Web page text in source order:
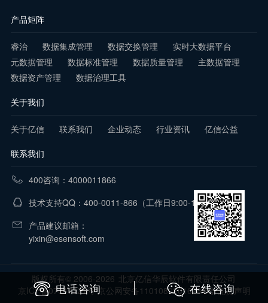
产品矩阵
睿治 数据集成管理 数据交换管理
实时大数据平台
元数据管理
数据标准管理 数据质量管理
主数据管理
数据资产管理
数据治理工具
关于我们
关于亿信 联系我们 企业动态 行业资讯 亿信公益
联系我们
400咨询：4000011866
技术支持QQ：400-0011-866 （工作日9:00-18:00）
产品建议邮箱：
yixin@esensoft.com
版权所有© 2006-2026 北京亿信华辰软件有限责任公司
京ICP备07017321号 京公网安备11010802016281号 免责声明
电话咨询 在线咨询